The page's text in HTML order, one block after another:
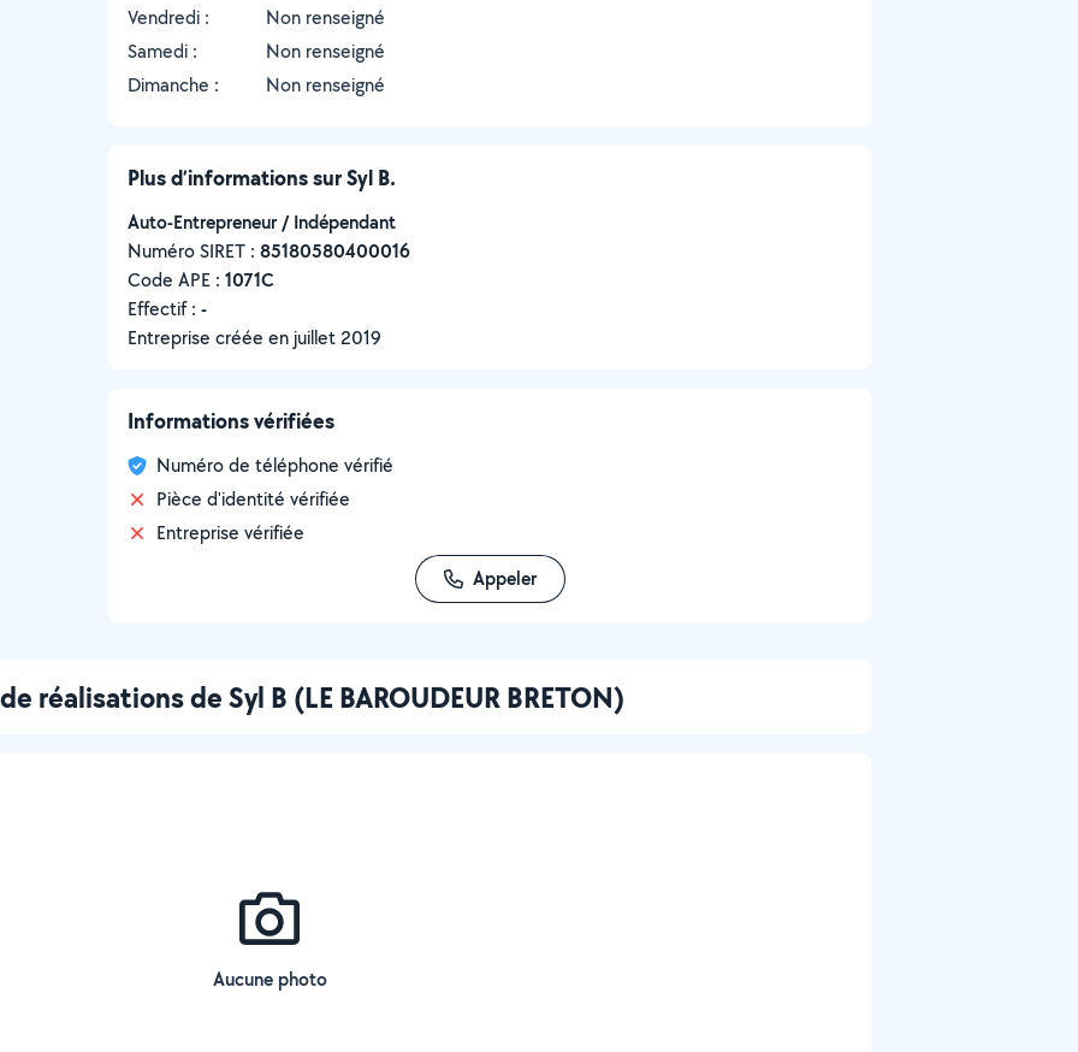
Vendredi :
Non renseigné
Samedi :
Non renseigné
Dimanche :
Non renseigné
Plus d’informations sur Syl B.
Auto-Entrepreneur / Indépendant
Numéro SIRET : ‍85180580400016
Code APE : 1071C
Effectif : -
Entreprise créée en juillet 2019
Informations vérifiées
Numéro de téléphone vérifié
Pièce d'identité vérifiée
Entreprise vérifiée
Appeler
réalisations de Syl B (LE BAROUDEUR BRETON)
Aucune photo